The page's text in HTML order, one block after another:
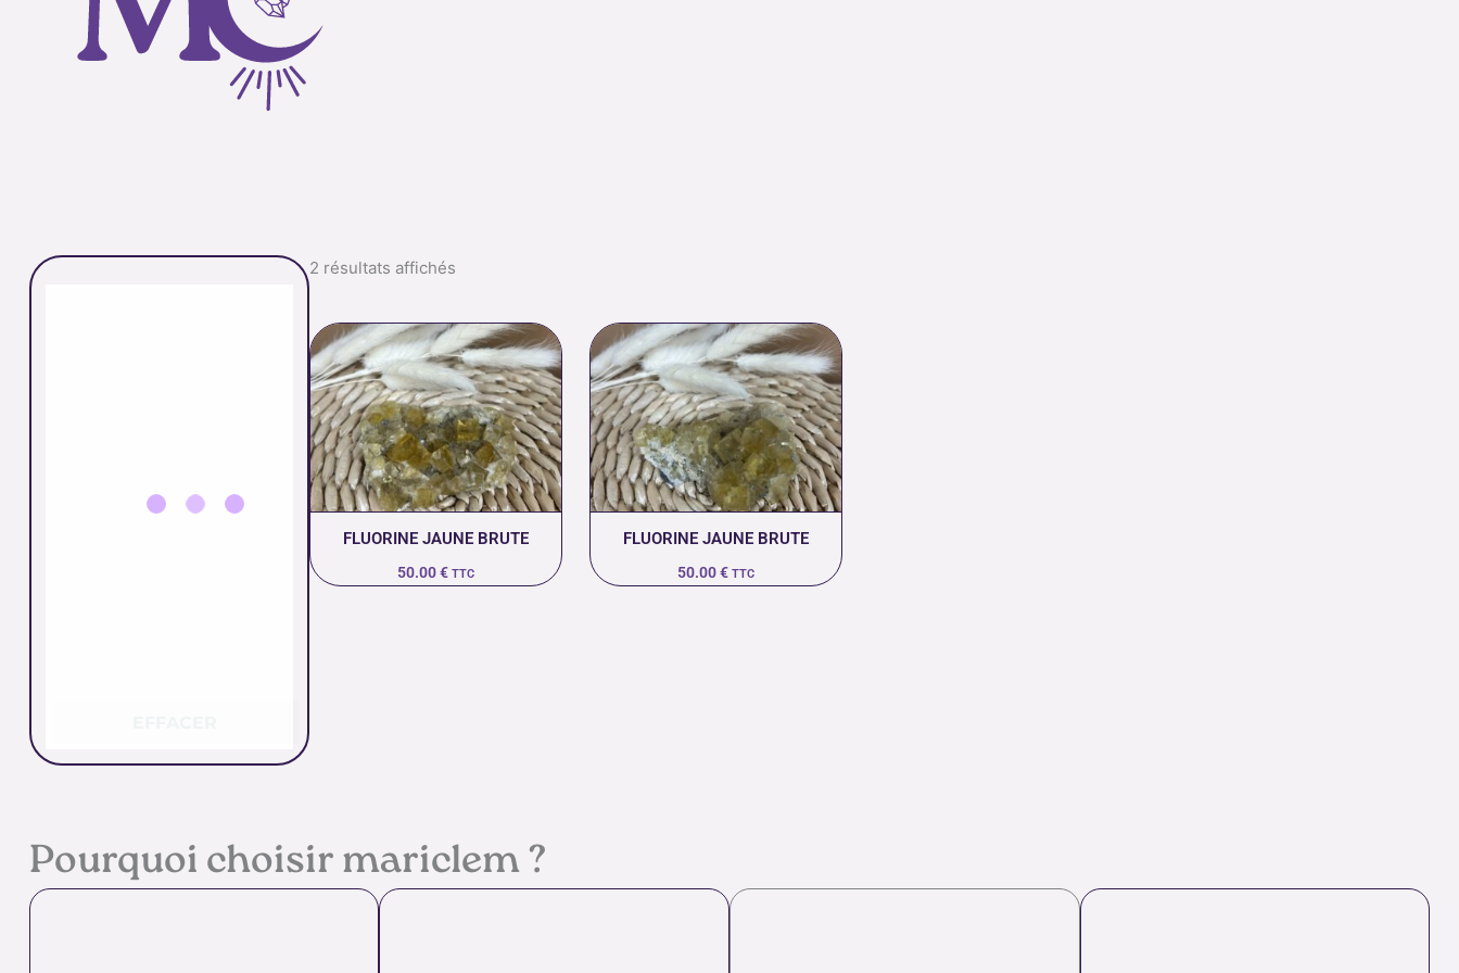
2 résultats affichés
FLUORINE JAUNE BRUTE
50.00€ TTC
FLUORINE JAUNE BRUTE
50.00€ TTC
Pourquoi choisir mariclem ?